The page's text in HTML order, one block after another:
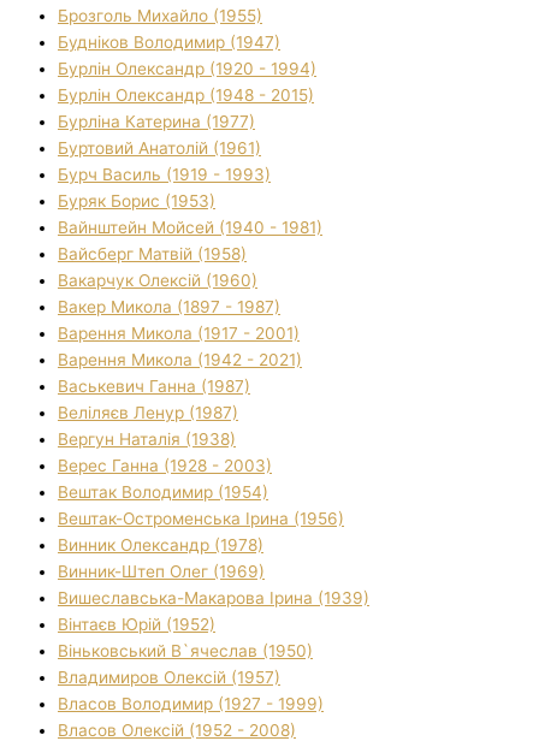
Брозголь Михайло (1955)
Будніков Володимир (1947)
Бурлін Олександр (1920 - 1994)
Бурлін Олександр (1948 - 2015)
Бурліна Катерина (1977)
Буртовий Анатолій (1961)
Бурч Василь (1919 - 1993)
Буряк Борис (1953)
Вайнштейн Мойсей (1940 - 1981)
Вайсберг Матвій (1958)
Вакарчук Олексій (1960)
Вакер Микола (1897 - 1987)
Варення Микола (1917 - 2001)
Варення Микола (1942 - 2021)
Васькевич Ганна (1987)
Веліляєв Ленур (1987)
Вергун Наталія (1938)
Верес Ганна (1928 - 2003)
Вештак Володимир (1954)
Вештак-Остроменська Ірина (1956)
Винник Олександр (1978)
Винник-Штеп Олег (1969)
Вишеславська-Макарова Ірина (1939)
Вінтаєв Юрій (1952)
Віньковський В`ячеслав (1950)
Владимиров Олексій (1957)
Власов Володимир (1927 - 1999)
Власов Олексій (1952 - 2008)